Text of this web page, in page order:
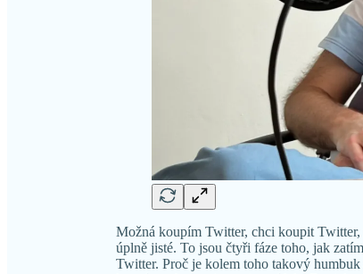
Možná koupím Twitter, chci koupit
úplně jisté. To jsou čtyři fáze toho, jak
Twitter. Proč je kolem toho takový